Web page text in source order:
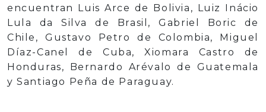
encuentran Luis Arce de Bolivia, Luiz Inácio
Lula da Silva de Brasil, Gabriel Boric de
Chile, Gustavo Petro de Colombia, Miguel
Díaz-Canel de Cuba, Xiomara Castro de
Honduras, Bernardo Arévalo de Guatemala
y Santiago Peña de Paraguay.